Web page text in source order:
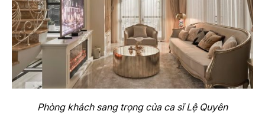
Phòng khách sang trọng của ca sĩ Lệ Quyên